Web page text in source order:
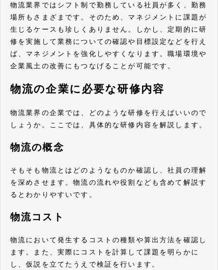
物流業界ではシフト制で勤務している社員が多く、勤務
場所もさまざまです。そのため、マネジメントに課題が
生じるケースも珍しくありません。しかし、定期的に研
修を実施して業務についての確認や目標設定などを行え
ば、マネジメントを強化しやすくなります。職場環境や
企業風土の改善にもつなげることが可能です。
物流の企業に必要な研修内容
物流業界の企業では、どのような研修を行えばいいので
しょうか。ここでは、具体的な研修内容を解説します。
物流の概念
そもそも物流とはどのようなものか確認し、社員の理解
を深めさせます。物流の流れや役割なども含めて解説す
るとわかりやすいです。
物流コスト
物流において発生するコストの種類や算出方法を確認し
ます。また、実際にコストを計算して課題を明らかに
し、仮説を立てたうえで検証を行います。